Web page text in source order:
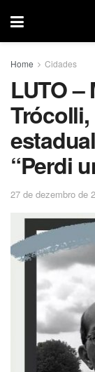
Home Cidades
LUTO
“Perdi
27 de dezembro de